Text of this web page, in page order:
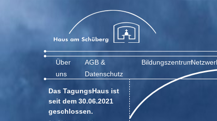
Über
uns
AGB &
Datenschutz
Bildungszentrum
Das TagungsHaus ist
seit dem 30.06.2021
geschlossen.